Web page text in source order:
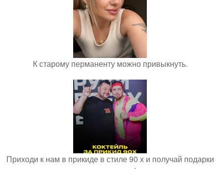
К старому перманенту можно привыкнуть.
Приходи к нам в прикиде в стиле 90 х и получай подарки